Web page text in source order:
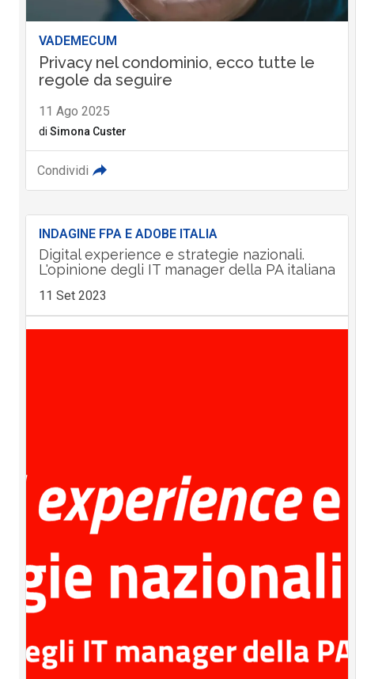
VADEMECUM
Privacy nel condominio, ecco tutte le
regole da seguire
11 Ago 2025
di Simona Custer
Condividi
INDAGINE FPA E ADOBE ITALIA
Digital experience e strategie nazionali.
L'opinione degli IT manager della PA italiana
11 Set 2023